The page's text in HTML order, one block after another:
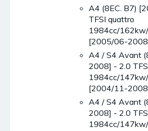
A4 (8EC. B7)
TFSI quattro
1984cc/
[2005/06-
A4 / S4 Avant
2008] - 2.0
1984cc/
[2004/11-
A4 / S4 Avant
2008] - 2.0
1984cc/